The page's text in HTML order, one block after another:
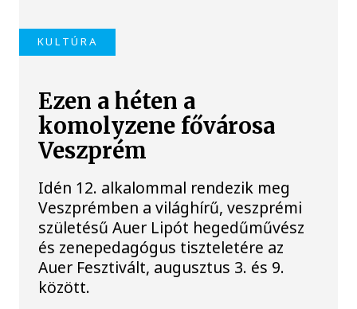
KULTÚRA
Ezen a héten a
komolyzene fővárosa
Veszprém
Idén 12. alkalommal rendezik meg
Veszprémben a világhírű, veszprémi
születésű Auer Lipót hegedűművész
és zenepedagógus tiszteletére az
Auer Fesztivált, augusztus 3. és 9.
között.